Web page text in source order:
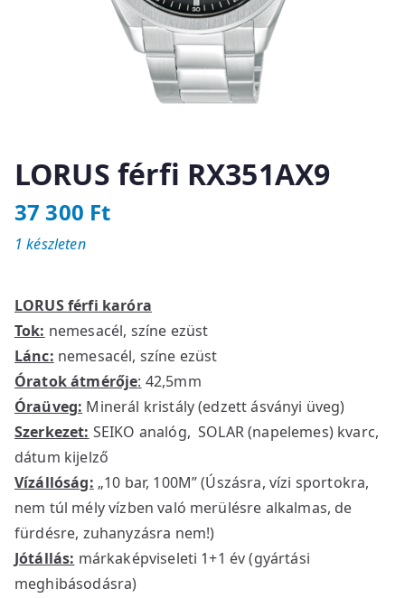
LORUS férfi RX351AX9
37 300 Ft
LORUS férfi karóra
Tok: nemesacél, színe ezüst
Lánc: nemesacél, színe ezüst
Óratok átmérője: 42,5mm
Óraüveg: Minerál kristály (edzett ásványi üveg)
Szerkezet: SEIKO analóg, SOLAR (napelemes) kvarc,
dátum kijelző
Vízállóság: „10 bar, 100M” (Úszásra, vízi sportokra,
nem túl mély vízben való merülésre alkalmas, de
fürdésre, zuhanyzásra nem!)
Jótállás: márkaképviseleti 1+1 év (gyártási
meghibásodásra)
1 készleten